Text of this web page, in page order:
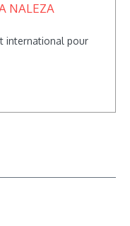
NALEZA
international pour